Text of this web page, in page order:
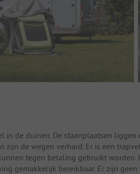
de duinen. De staanplaatsen liggen
zijn de wegen verhard. Er is een
tegen betaling gebruikt worden.
gemakkelijk bereikbaar. Er zijn geen